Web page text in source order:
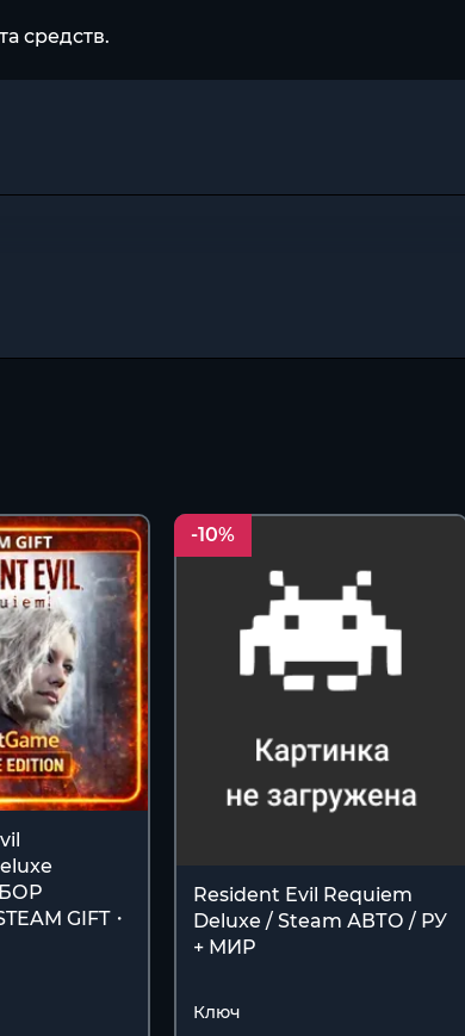
средств.
GIFT・
-10%
Resident Evil Requiem
Deluxe / Steam АВТО / РУ
+ МИР
Ключ